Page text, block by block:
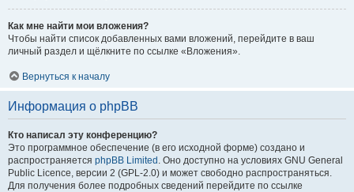
Как мне найти мои вложения?
Чтобы найти список добавленных вами вложений, перейдите в ваш
личный раздел и щёлкните по ссылке «Вложения».
Вернуться к началу
Информация о phpBB
Кто написал эту конференцию?
Это программное обеспечение (в его исходной форме) создано и
распространяется phpBB Limited . Оно доступно на условиях GNU General
Public Licence, версии 2 (GPL-2.0) и может свободно распространяться.
Для получения более подробных сведений перейдите по ссылке